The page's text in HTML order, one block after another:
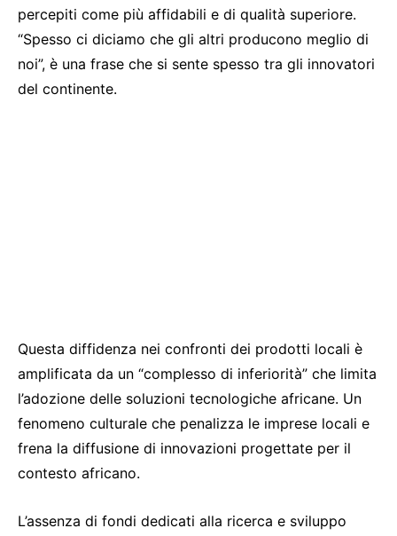
percepiti come più affidabili e di qualità superiore.
“Spesso ci diciamo che gli altri producono meglio di
noi”, è una frase che si sente spesso tra gli innovatori
del continente.
Questa diffidenza nei confronti dei prodotti locali è
amplificata da un “complesso di inferiorità” che limita
l’adozione delle soluzioni tecnologiche africane. Un
fenomeno culturale che penalizza le imprese locali e
frena la diffusione di innovazioni progettate per il
contesto africano.
L’assenza di fondi dedicati alla ricerca e sviluppo